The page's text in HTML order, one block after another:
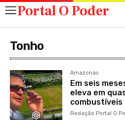
Portal O Poder
Tonho
Amazonas
Em seis
eleva em
combustíveis
Redação Portal O